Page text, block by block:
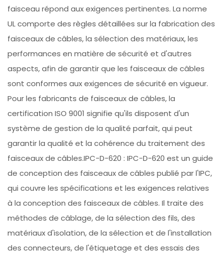
faisceau répond aux exigences pertinentes. La norme
UL comporte des règles détaillées sur la fabrication des
faisceaux de câbles, la sélection des matériaux, les
performances en matière de sécurité et d'autres
aspects, afin de garantir que les faisceaux de câbles
sont conformes aux exigences de sécurité en vigueur.
Pour les fabricants de faisceaux de câbles, la
certification ISO 9001 signifie qu'ils disposent d'un
système de gestion de la qualité parfait, qui peut
garantir la qualité et la cohérence du traitement des
faisceaux de câbles.IPC-D-620 : IPC-D-620 est un guide
de conception des faisceaux de câbles publié par l'IPC,
qui couvre les spécifications et les exigences relatives
à la conception des faisceaux de câbles. Il traite des
méthodes de câblage, de la sélection des fils, des
matériaux d'isolation, de la sélection et de l'installation
des connecteurs, de l'étiquetage et des essais des